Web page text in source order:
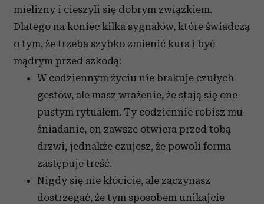
mielizny i cieszyli się dobrym związkiem.
Dlatego na koniec kilka sygnałów, które świadczą
o tym, że trzeba szybko zmienić kurs i być
mądrym przed szkodą:
W codziennym życiu nie brakuje czułych
gestów, ale masz wrażenie, że stają się one
pustym rytuałem. Ty codziennie robisz mu
śniadanie, on zawsze otwiera przed tobą
drzwi, jednakże czujesz, że powoli forma
zastępuje treść.
Nigdy się nie kłócicie, ale zaczynasz
dostrzegać, że tym sposobem unikajcie